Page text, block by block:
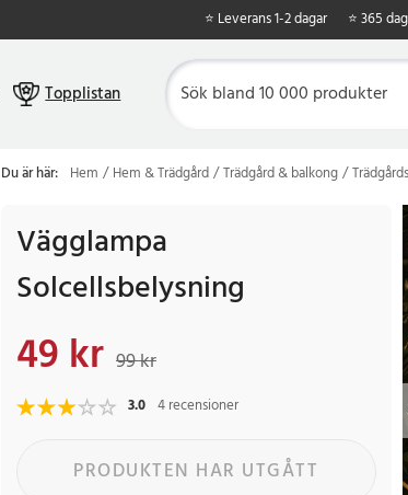
⭐ Leverans 1-2 dagar ⭐ 365
Topplistan
Du är här: Hem Hem & Trädgård Trädgård & balkong
Vägglampa
Solcellsbelysning
Nuvarande pris
49 kr 99 kr
3.0 4 recensioner
PRODUKTEN HAR UTGÅTT